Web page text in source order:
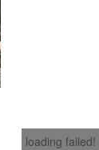
loading failed!